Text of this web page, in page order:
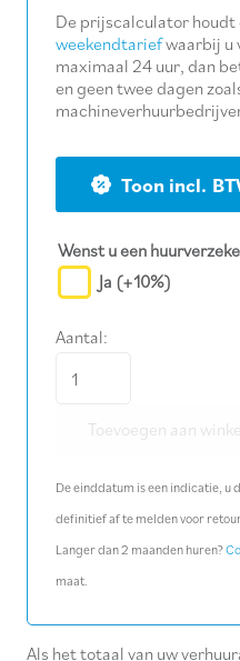
De prijscalculator houdt
weekendtariefwaarbij u
maximaal 24 uur, dan
en geen twee dagen
Wenst u een
Ja (+10%)
Aantal:
(1")
aantal
Toevoegen aan
De einddatum is een indicatie, u
definitief af te melden voor
Langer dan 2 maanden huren?
maat.
Als het totaal van uw